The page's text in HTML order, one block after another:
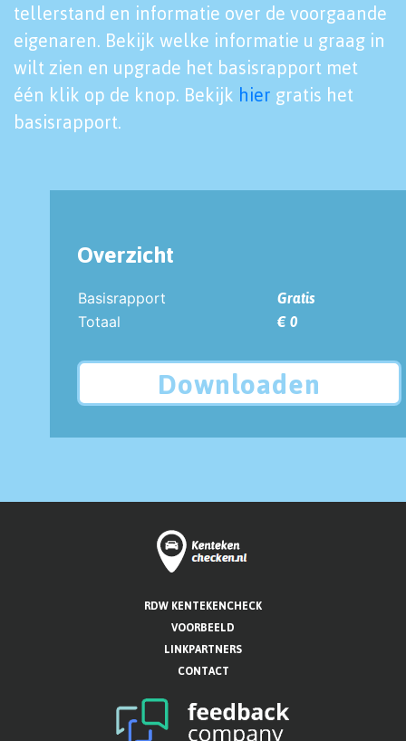
tellerstand en informatie over de voorgaande
eigenaren. Bekijk welke informatie u graag in
wilt zien en upgrade het basisrapport met
één klik op de knop. Bekijk hier gratis het
basisrapport.
Overzicht
Basisrapport
Gratis
Totaal
€ 0
Downloaden
RDW KENTEKENCHECK
VOORBEELD
LINKPARTNERS
CONTACT